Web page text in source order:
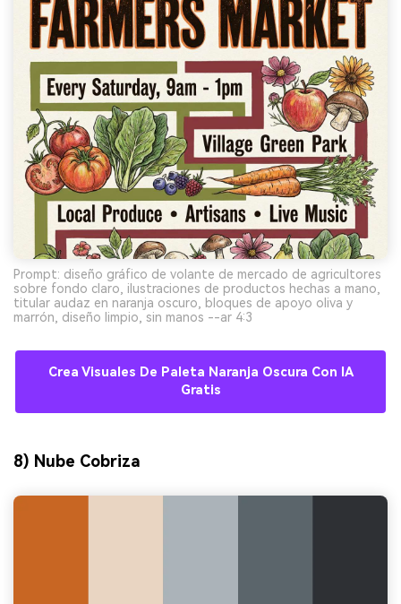
Prompt: diseño gráfico de volante de mercado de agricultores
sobre fondo claro, ilustraciones de productos hechas a mano,
titular audaz en naranja oscuro, bloques de apoyo oliva y
marrón, diseño limpio, sin manos --ar 4:3
Crea Visuales De Paleta Naranja Oscura Con IA
Gratis
8) Nube Cobriza